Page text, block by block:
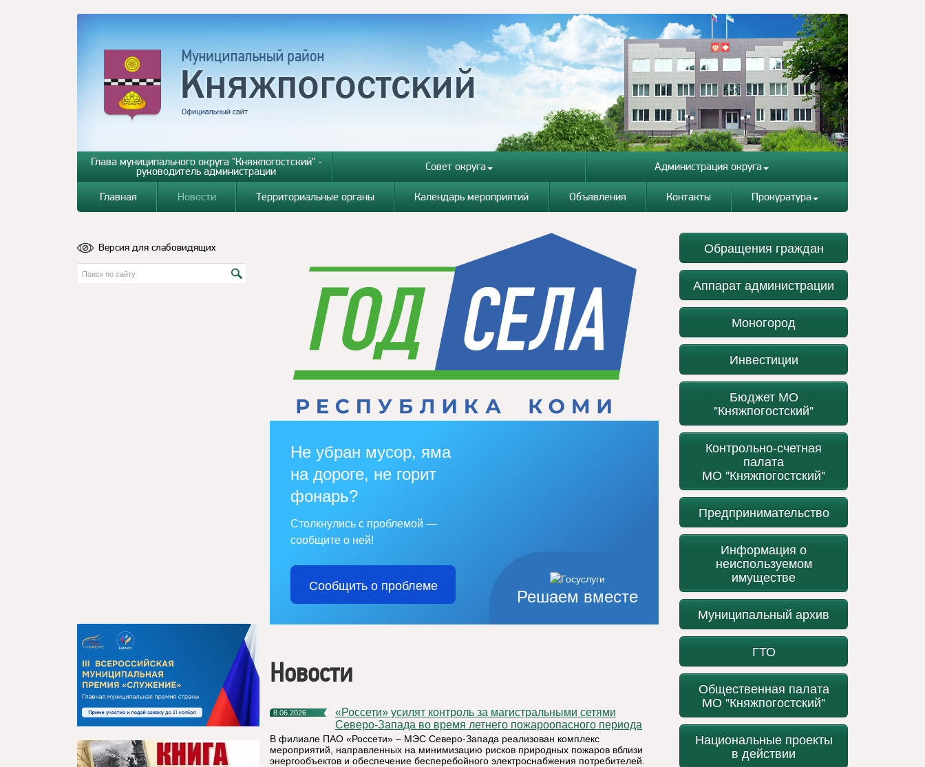
Глава муниципального округа "Княжпогостский" -
руководитель администрации Совет округа Администрация округа
Главная Новости Территориальные органы Календарь мероприятий Объявления Контакты Прокуратура
Версия для слабовидящих
Решаем вместе
Не убран мусор, яма
на дороге, не горит
фонарь?
Столкнулись с проблемой —
сообщите о ней!
Сообщить о проблеме
Новости
8.06.2026
«Россети» усилят контроль за магистральными сетями
Северо-Запада во время летнего пожароопасного периода
В филиале ПАО «Россети» – МЭС Северо-Запада реализован комплекс
мероприятий, направленных на минимизацию рисков природных пожаров вблизи
энергообъектов и обеспечение бесперебойного электроснабжения потребителей.
Обращения граждан
Аппарат администрации
Моногород
Инвестиции
Бюджет МО
"Княжпогостский"
Контрольно-счетная
палата
МО "Княжпогостский"
Предпринимательство
Информация о
неиспользуемом
имуществе
Муниципальный архив
ГТО
Общественная палата
МО "Княжпогостский"
Национальные проекты
в действии